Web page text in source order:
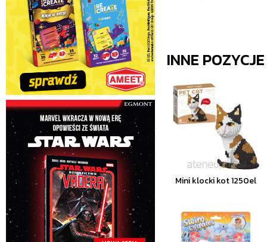
INNE
Mini klocki kot 1250el